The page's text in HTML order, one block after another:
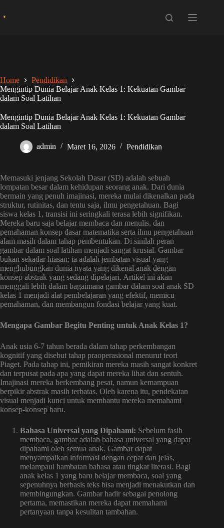
Home
Pendidikan
Mengintip Dunia Belajar Anak Kelas 1: Kekuatan Gambar
dalam Soal Latihan
Mengintip Dunia Belajar Anak Kelas 1: Kekuatan Gambar
dalam Soal Latihan
admin Maret 16, 2026 Pendidikan
Memasuki jenjang Sekolah Dasar (SD) adalah sebuah
lompatan besar dalam kehidupan seorang anak. Dari dunia
bermain yang penuh imajinasi, mereka mulai dikenalkan pada
struktur, rutinitas, dan tentu saja, ilmu pengetahuan. Bagi
siswa kelas 1, transisi ini seringkali terasa lebih signifikan.
Mereka baru saja belajar membaca dan menulis, dan
pemahaman konsep dasar matematika serta ilmu pengetahuan
alam masih dalam tahap pembentukan. Di sinilah peran
gambar dalam soal latihan menjadi sangat krusial. Gambar
bukan sekadar hiasan; ia adalah jembatan visual yang
menghubungkan dunia nyata yang dikenal anak dengan
konsep abstrak yang sedang dipelajari. Artikel ini akan
menggali lebih dalam bagaimana gambar dalam soal anak SD
kelas 1 menjadi alat pembelajaran yang efektif, memicu
pemahaman, dan membangun fondasi belajar yang kuat.
Mengapa Gambar Begitu Penting untuk Anak Kelas 1?
Anak usia 6-7 tahun berada dalam tahap perkembangan
kognitif yang disebut tahap praoperasional menurut teori
Piaget. Pada tahap ini, pemikiran mereka masih sangat konkret
dan terpusat pada apa yang dapat mereka lihat dan sentuh.
Imajinasi mereka berkembang pesat, namun kemampuan
berpikir abstrak masih terbatas. Oleh karena itu, pendekatan
visual menjadi kunci untuk membantu mereka memahami
konsep-konsep baru.
Bahasa Universal yang Dipahami: Sebelum fasih
membaca, gambar adalah bahasa universal yang dapat
dipahami oleh semua anak. Gambar dapat
menyampaikan informasi dengan cepat dan jelas,
melampaui hambatan bahasa atau tingkat literasi. Bagi
anak kelas 1 yang baru belajar membaca, soal yang
sepenuhnya berbasis teks bisa menjadi menakutkan dan
membingungkan. Gambar hadir sebagai penolong
pertama, memastikan mereka dapat memahami
pertanyaan tanpa kesulitan tambahan.